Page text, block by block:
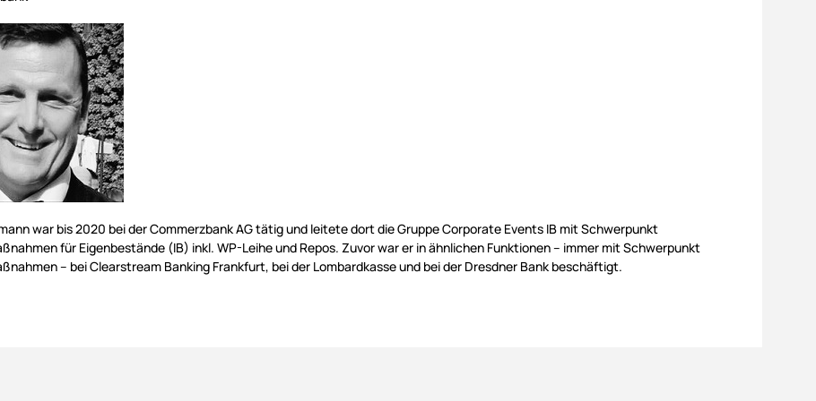
war bis 2020 bei der Commerzbank AG tätig und leitete dort die Gruppe Corporate Events IB mit Schwerpunkt
für Eigenbestände (IB) inkl. WP-Leihe und Repos. Zuvor war er in ähnlichen Funktionen – immer mit Schwerpunkt
– bei Clearstream Banking Frankfurt, bei der Lombardkasse und bei der Dresdner Bank beschäftigt.